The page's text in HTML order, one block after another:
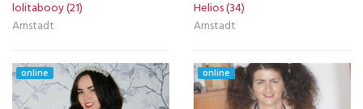
lolitabooy (21)
Arnstadt
Helios (34)
Arnstadt
online online